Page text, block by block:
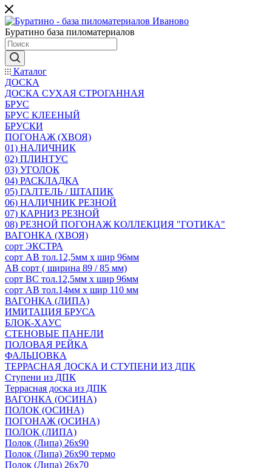
Буратино база пиломатериалов
Каталог
ДОСКА
ДОСКА СУХАЯ СТРОГАННАЯ
БРУС
БРУС КЛЕЕНЫЙ
БРУСКИ
ПОГОНАЖ (ХВОЯ)
01) НАЛИЧНИК
02) ПЛИНТУС
03) УГОЛОК
04) РАСКЛАДКА
05) ГАЛТЕЛЬ / ШТАПИК
06) НАЛИЧНИК РЕЗНОЙ
07) КАРНИЗ РЕЗНОЙ
08) РЕЗНОЙ ПОГОНАЖ КОЛЛЕКЦИЯ "ГОТИКА"
ВАГОНКА (ХВОЯ)
сорт ЭКСТРА
сорт АВ тол.12,5мм х шир 96мм
АВ сорт ( ширина 89 / 85 мм)
сорт ВС тол.12,5мм х шир 96мм
сорт АВ тол.14мм х шир 110 мм
ВАГОНКА (ЛИПА)
ИМИТАЦИЯ БРУСА
БЛОК-ХАУС
СТЕНОВЫЕ ПАНЕЛИ
ПОЛОВАЯ РЕЙКА
ФАЛЬЦОВКА
ТЕРРАСНАЯ ДОСКА И СТУПЕНИ ИЗ ДПК
Ступени из ДПК
Террасная доска из ДПК
ВАГОНКА (ОСИНА)
ПОЛОК (ОСИНА)
ПОГОНАЖ (ОСИНА)
ПОЛОК (ЛИПА)
Полок (Липа) 26х90
Полок (Липа) 26х90 термо
Полок (Липа) 26х70